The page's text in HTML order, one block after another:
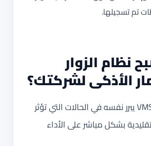
تم تسجيلها.
نظام الزوار
الأذكى لشركتك؟
الاستثمار في VMS يبرر نفسه في الحالات التي تؤثر
بشكل مباشر على الأداء